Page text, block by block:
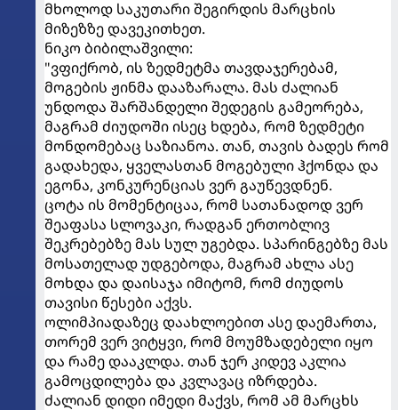
მხოლოდ საკუთარი შეგირდის მარცხის
მიზეზზე დავეკითხეთ.
ნიკო ბიბილაშვილი:
"ვფიქრობ, ის ზედმეტმა თავდაჯერებამ,
მოგების ჟინმა დააზარალა. მას ძალიან
უნდოდა შარშანდელი შედეგის გამეორება,
მაგრამ ძიუდოში ისეც ხდება, რომ ზედმეტი
მონდომებაც საზიანოა. თან, თავის ბადეს რომ
გადახედა, ყველასთან მოგებული ჰქონდა და
ეგონა, კონკურენციას ვერ გაუწევდნენ.
ცოტა ის მომენტიცაა, რომ სათანადოდ ვერ
შეაფასა სლოვაკი, რადგან ერთობლივ
შეკრებებზე მას სულ უგებდა. სპარინგებზე მას
მოსათელად უდგებოდა, მაგრამ ახლა ასე
მოხდა და დაისაჯა იმიტომ, რომ ძიუდოს
თავისი წესები აქვს.
ოლიმპიადაზეც დაახლოებით ასე დაემართა,
თორემ ვერ ვიტყვი, რომ მოუმზადებელი იყო
და რამე დააკლდა. თან ჯერ კიდევ აკლია
გამოცდილება და კვლავაც იზრდება.
ძალიან დიდი იმედი მაქვს, რომ ამ მარცხს